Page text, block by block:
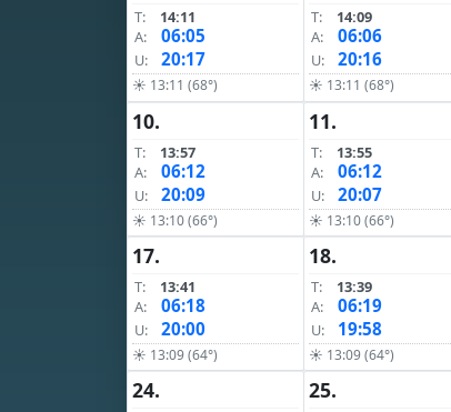
T:
14:11
A:
06:05
U: 20:17
☀ 13:11 (68°)
T:
14:09
A:
06:06
U: 20:16
☀ 13:11 (68°)
10.
T:
13:57
A:
06:12
U: 20:09
☀ 13:10 (66°)
11.
T:
13:55
A:
06:12
U: 20:07
☀ 13:10 (66°)
17.
T:
13:41
A:
06:18
U: 20:00
☀ 13:09 (64°)
18.
T:
13:39
A:
06:19
U: 19:58
☀ 13:09 (64°)
24. 25.